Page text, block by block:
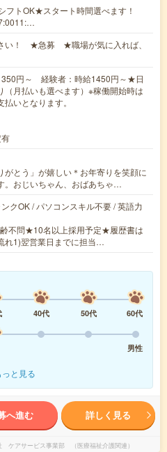
フトOK★スタート時間選べます！
い！ ★急募 ★職場が気に入れば、
円～ 経験者：時給1450円～★日
（月払いも選べます）※稼働開始時は
いとなります。
がとう」が嬉しい＊お年寄りを笑顔に
。おじいちゃん、おばあちゃ…
クOK / パソコンスキル不要 / 英語力
不問★10名以上採用予定★履歴書は
れ1)翌営業日までに担当…
40代 50代
60代
男性
っと見る
へ進む 詳しく見る
ケアサービス事業部 （医療福祉介護関連）